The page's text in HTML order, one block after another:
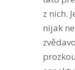
z nich.
nijak